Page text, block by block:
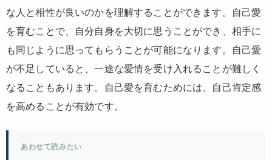
な人と相性が良いのかを理解することができます。自己愛
を育むことで、自分自身を大切に思うことができ、相手に
も同じように思ってもらうことが可能になります。自己愛
が不足していると、一途な愛情を受け入れることが難しく
なることもあります。自己愛を育むためには、自己肯定感
を高めることが有効です。
あわせて読みたい